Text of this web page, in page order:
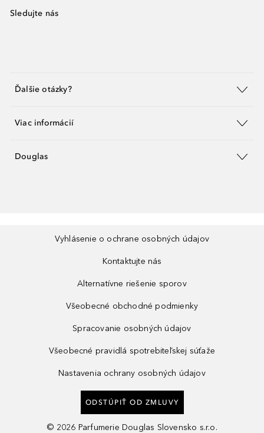
Sledujte nás
Ďalšie otázky?
Viac informácií
Douglas
Vyhlásenie o ochrane osobných údajov
Kontaktujte nás
Alternatívne riešenie sporov
Všeobecné obchodné podmienky
Spracovanie osobných údajov
Všeobecné pravidlá spotrebiteľskej súťaže
Nastavenia ochrany osobných údajov
ODSTÚPIŤ OD ZMLUVY
© 2026 Parfumerie Douglas Slovensko s.r.o.